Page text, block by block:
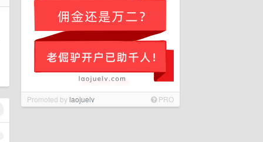
Promoted bylaojuelv PRO